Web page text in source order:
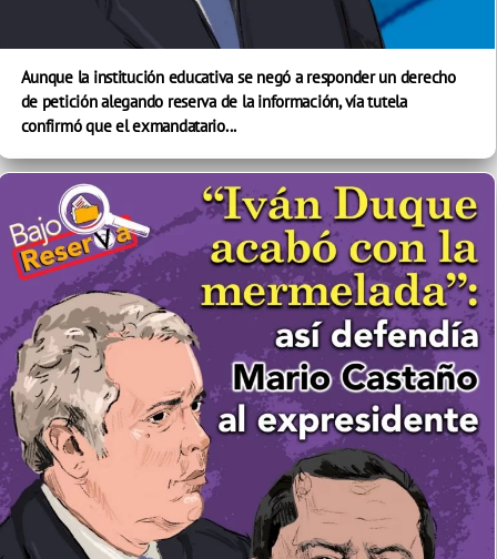
Aunque la institución educativa se negó a responder un derecho
de petición alegando reserva de la información, vía tutela
confirmó que el exmandatario...